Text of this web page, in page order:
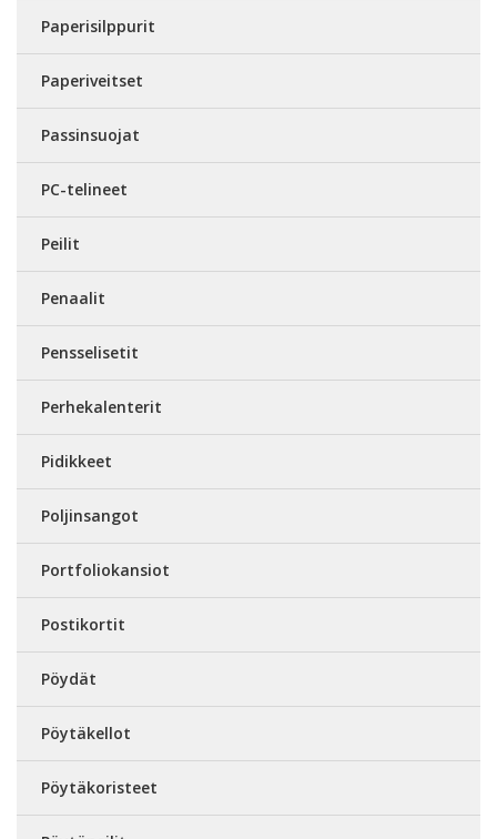
Paperisilppurit
Paperiveitset
Passinsuojat
PC-telineet
Peilit
Penaalit
Pensselisetit
Perhekalenterit
Pidikkeet
Poljinsangot
Portfoliokansiot
Postikortit
Pöydät
Pöytäkellot
Pöytäkoristeet